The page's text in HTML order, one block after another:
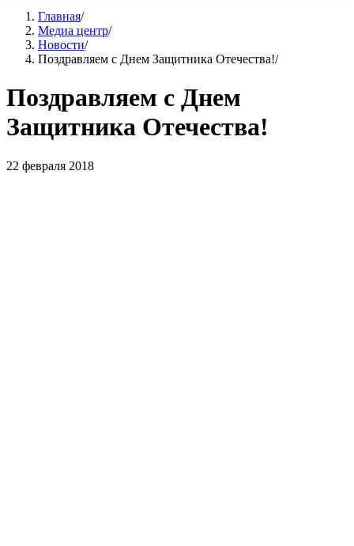
Главная/
Медиа центр/
Новости/
Поздравляем с Днем Защитника Отечества!/
Поздравляем с Днем
Защитника Отечества!
22 февраля 2018